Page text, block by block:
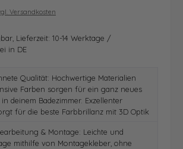
Versandkosten
Lieferzeit: 10-14 Werktage /
in DE
Qualität: Hochwertige Materialien
Farben sorgen für ein ganz neues
deinem Badezimmer. Exzellenter
für die beste Farbbrillanz mit 3D Optik
& Montage: Leichte und
mithilfe von Montagekleber, ohne